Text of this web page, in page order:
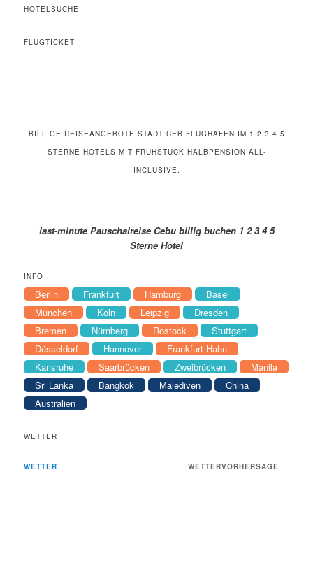
HOTELSUCHE
FLUGTICKET
BILLIGE REISEANGEBOTE STADT CEB FLUGHAFEN IM 1 2 3 4 5
STERNE HOTELS MIT FRÜHSTÜCK HALBPENSION ALL-
INCLUSIVE.
last-minute Pauschalreise Cebu billig buchen 1 2 3 4 5
Sterne Hotel
INFO
Berlin Frankfurt Hamburg
Basel
München
Köln Leipzig
Dresden
Bremen
Nürnberg Rostock
Stuttgart
Düsseldorf
Hannover
Frankfurt-Hahn
Karlsruhe
Saarbrücken Zweibrücken
Manila
Sri Lanka
Bangkok Malediven
China
Australien
WETTER
WETTER WETTERVORHERSAGE